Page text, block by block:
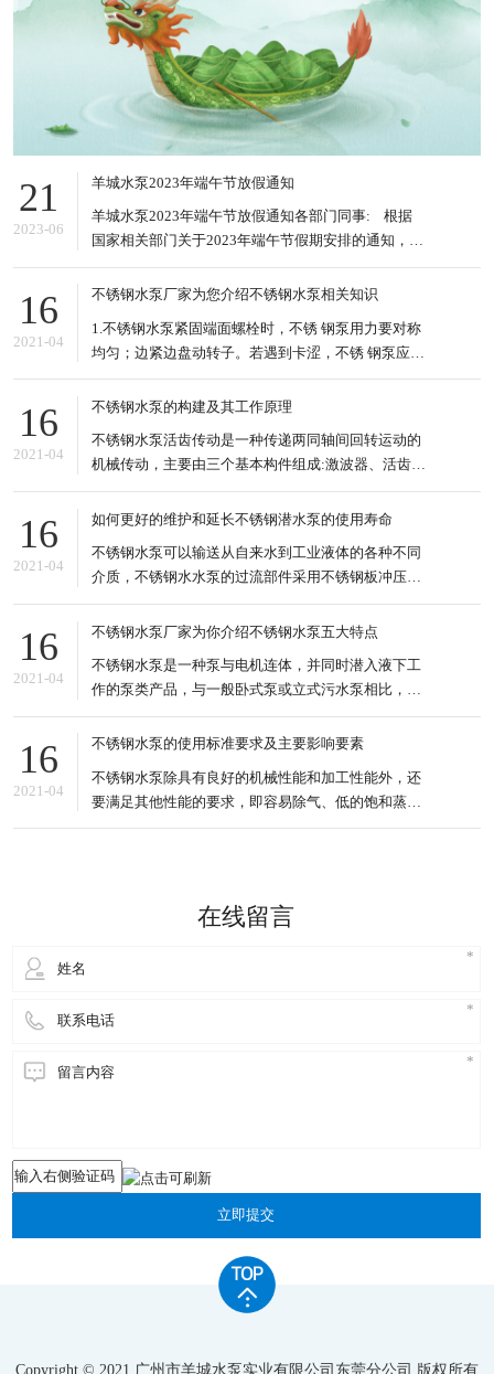
21
2023-06
羊城水泵2023年端午节放假通知
羊城水泵2023年端午节放假通知各部门同事: 根据
国家相关部门关于2023年端午节假期安排的通知，结
合本公司的实际情况，现将2023年端午节放假的有关
事项安排如下: 1、2023年6月22日到6月24日放假，
16
2021-04
不锈钢水泵厂家为您介绍不锈钢水泵相关知识
1.不锈钢水泵紧固端面螺栓时，不锈 钢泵用力要对称
均匀；边紧边盘动转子。若遇到卡涩，不锈 钢泵应松
掉螺栓重新紧。 2.电泵泵驱动轴不能承受任何径向垂
直力，皮带、链条、齿轮等侧向驱动方式禁止使用。
链式联 轴器。 4.齿轮油度要够,不要时间长了,泵的底
16
2021-04
不锈钢水泵的构建及其工作原理
不锈钢水泵活齿传动是一种传递两同轴间回转运动的
机械传动，主要由三个基本构件组成:激波器、活齿轮
和中心轮:国内外有关活齿传动的文献，已经开发出来
的活齿减速器有推杆活齿针轮减速机、变速传动轴承
速机、摆动活齿减速机等 套筒活齿传动的滚道式减速
器是一种新型的活
16
2021-04
如何更好的维护和延长不锈钢潜水泵的使用寿命
不锈钢水泵可以输送从自来水到工业液体的各种不同
介质，不锈钢水水泵的过流部件采用不锈钢板冲压工
艺，适应于不同温度、流量和压力范围，不锈钢水水
泵适用于无腐蚀性或轻腐蚀性液体，可输送液体较高
液体也很多，可以是污水、酸碱液、悬浮液、强腐蚀
性等多种不同的介质
16
2021-04
不锈钢水泵厂家为你介绍不锈钢水泵五大特点
不锈钢水泵是一种泵与电机连体，并同时潜入液下工
作的泵类产品，与一般卧式泵或立式污水泵相比，不
锈钢水泵明显具有以下5个方面的特点。 特点分析 1.
结构紧凑、占地面积小。水排污泵由于潜入液下工
房用来安装泵及机，可以节省大量的土地及基建费
用。 2.安装维修方
16
2021-04
不锈钢水泵的使用标准要求及主要影响要素
不锈钢水泵除具有良好的机械性能和加工性能外，还
要满足其他性能的要求，即容易除气、低的饱和蒸气
压、一定的化学稳定性、一定的纯度和清洁度、合适
类产品对环境的要求是在线留言
立即提交
Copyright © 2021 广州市羊城水泵实业有限公司东莞分公司 版权所有